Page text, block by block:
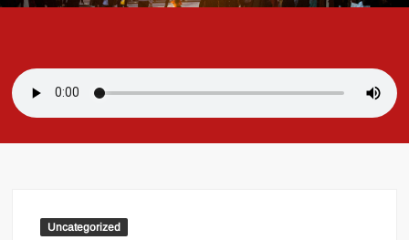
Uncategorized